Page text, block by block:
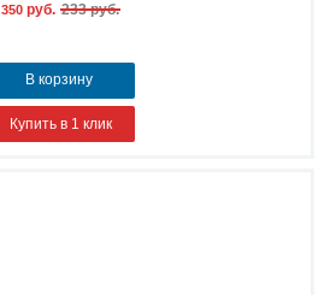
350 руб. 233 руб.
В корзину
Купить в 1 клик